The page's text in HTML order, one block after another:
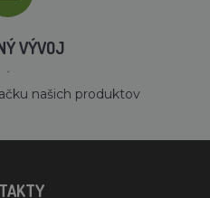
VÝVOJ
´
našich produktov